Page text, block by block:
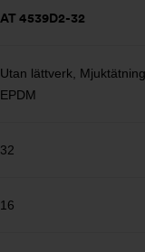
AT 4539D2-32
Utan lättverk, Mjuktätning
EPDM
32
16